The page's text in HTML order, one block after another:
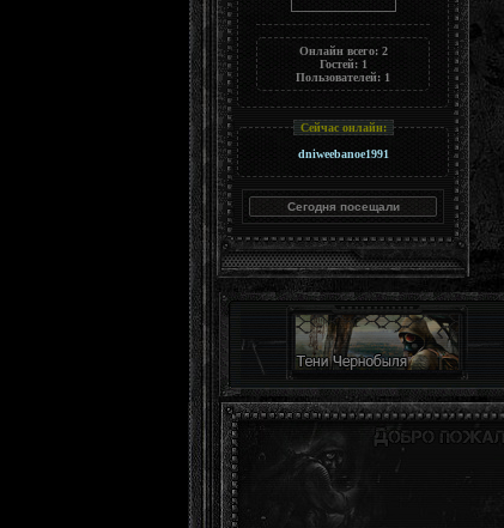
Онлайн всего: 2
Гостей: 1
Пользователей: 1
Сейчас онлайн:
dniweebanoe1991